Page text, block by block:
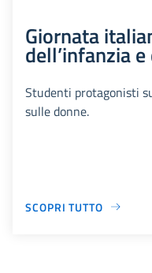
Giornata
dell’infanzia
Studenti protagonisti
sulle donne.
SCOPRI TUTTO